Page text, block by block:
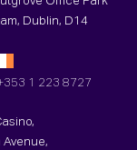
Dublin, D14
1 223 8727
Avenue,